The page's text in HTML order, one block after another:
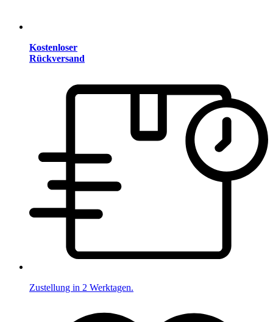
Kostenloser
Rückversand
Zustellung in 2 Werktagen.